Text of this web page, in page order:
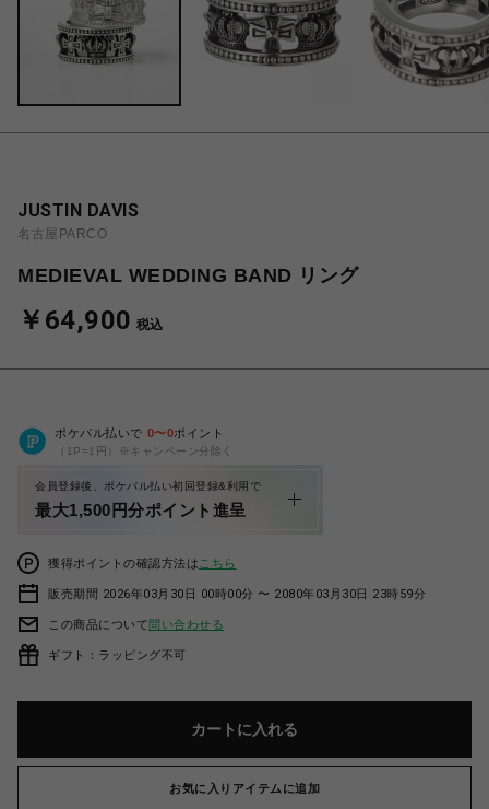
JUSTIN DAVIS
名古屋PARCO
MEDIEVAL WEDDING BAND リング
￥64,900 税込
ポケパル払いで 0〜0ポイント
（1P=1円）※キャンペーン分除く
会員登録後、ポケパル払い初回登録&利用で
最大1,500円分ポイント進呈
獲得ポイントの確認方法は こちら
販売期間 2026年03月30日 00時00分 〜 2080年03月30日 23時59分
この商品について問い合わせる
ギフト：ラッピング不可
カートに入れる
お気に入りアイテムに追加